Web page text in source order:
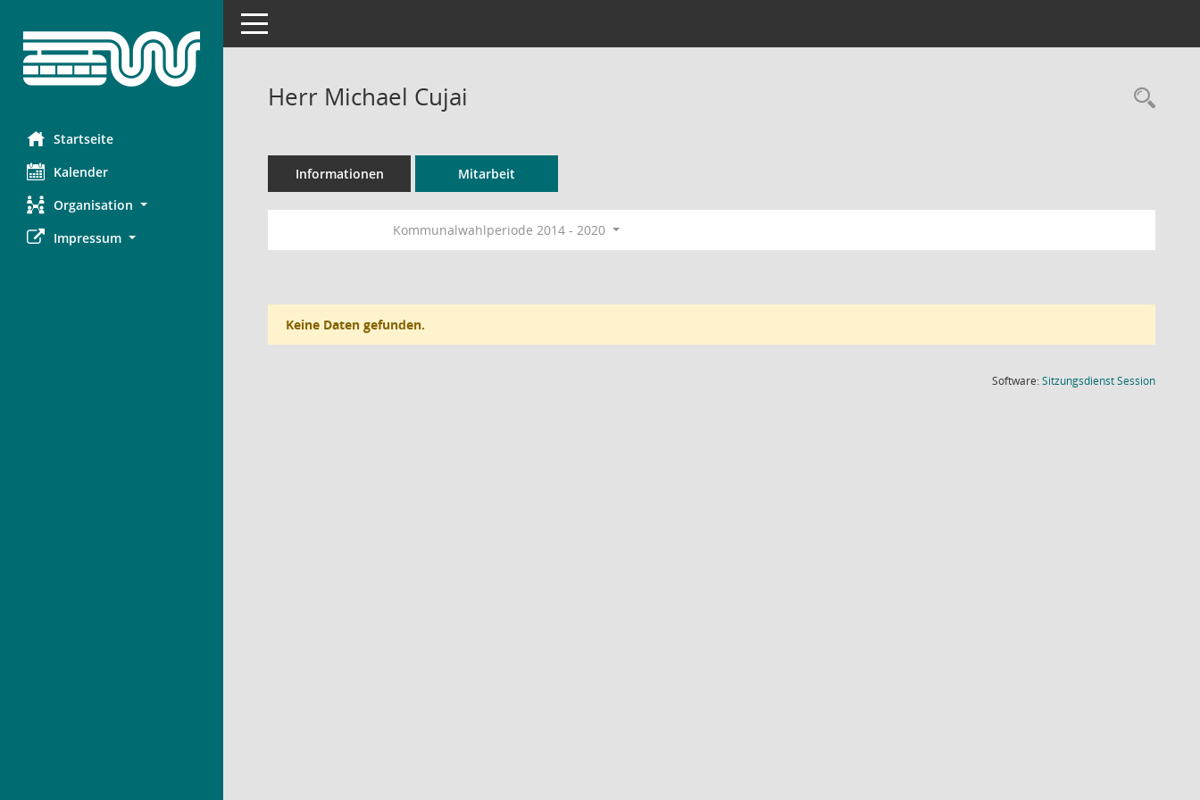
Startseite
Kalender
Organisation
Impressum
Toggle navigation
Herr Michael Cujai
Informationen Mitarbeit
Kommunalwahlperiode 2014 - 2020
Keine Daten gefunden.
Software:SitzungsdienstSession(Wird in